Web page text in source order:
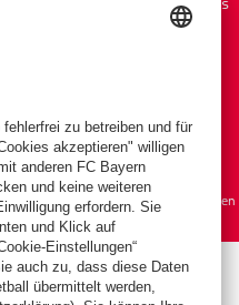
Accessoires
FC Bayern Tours
FAQ Kontakt Verträge hier kündigen